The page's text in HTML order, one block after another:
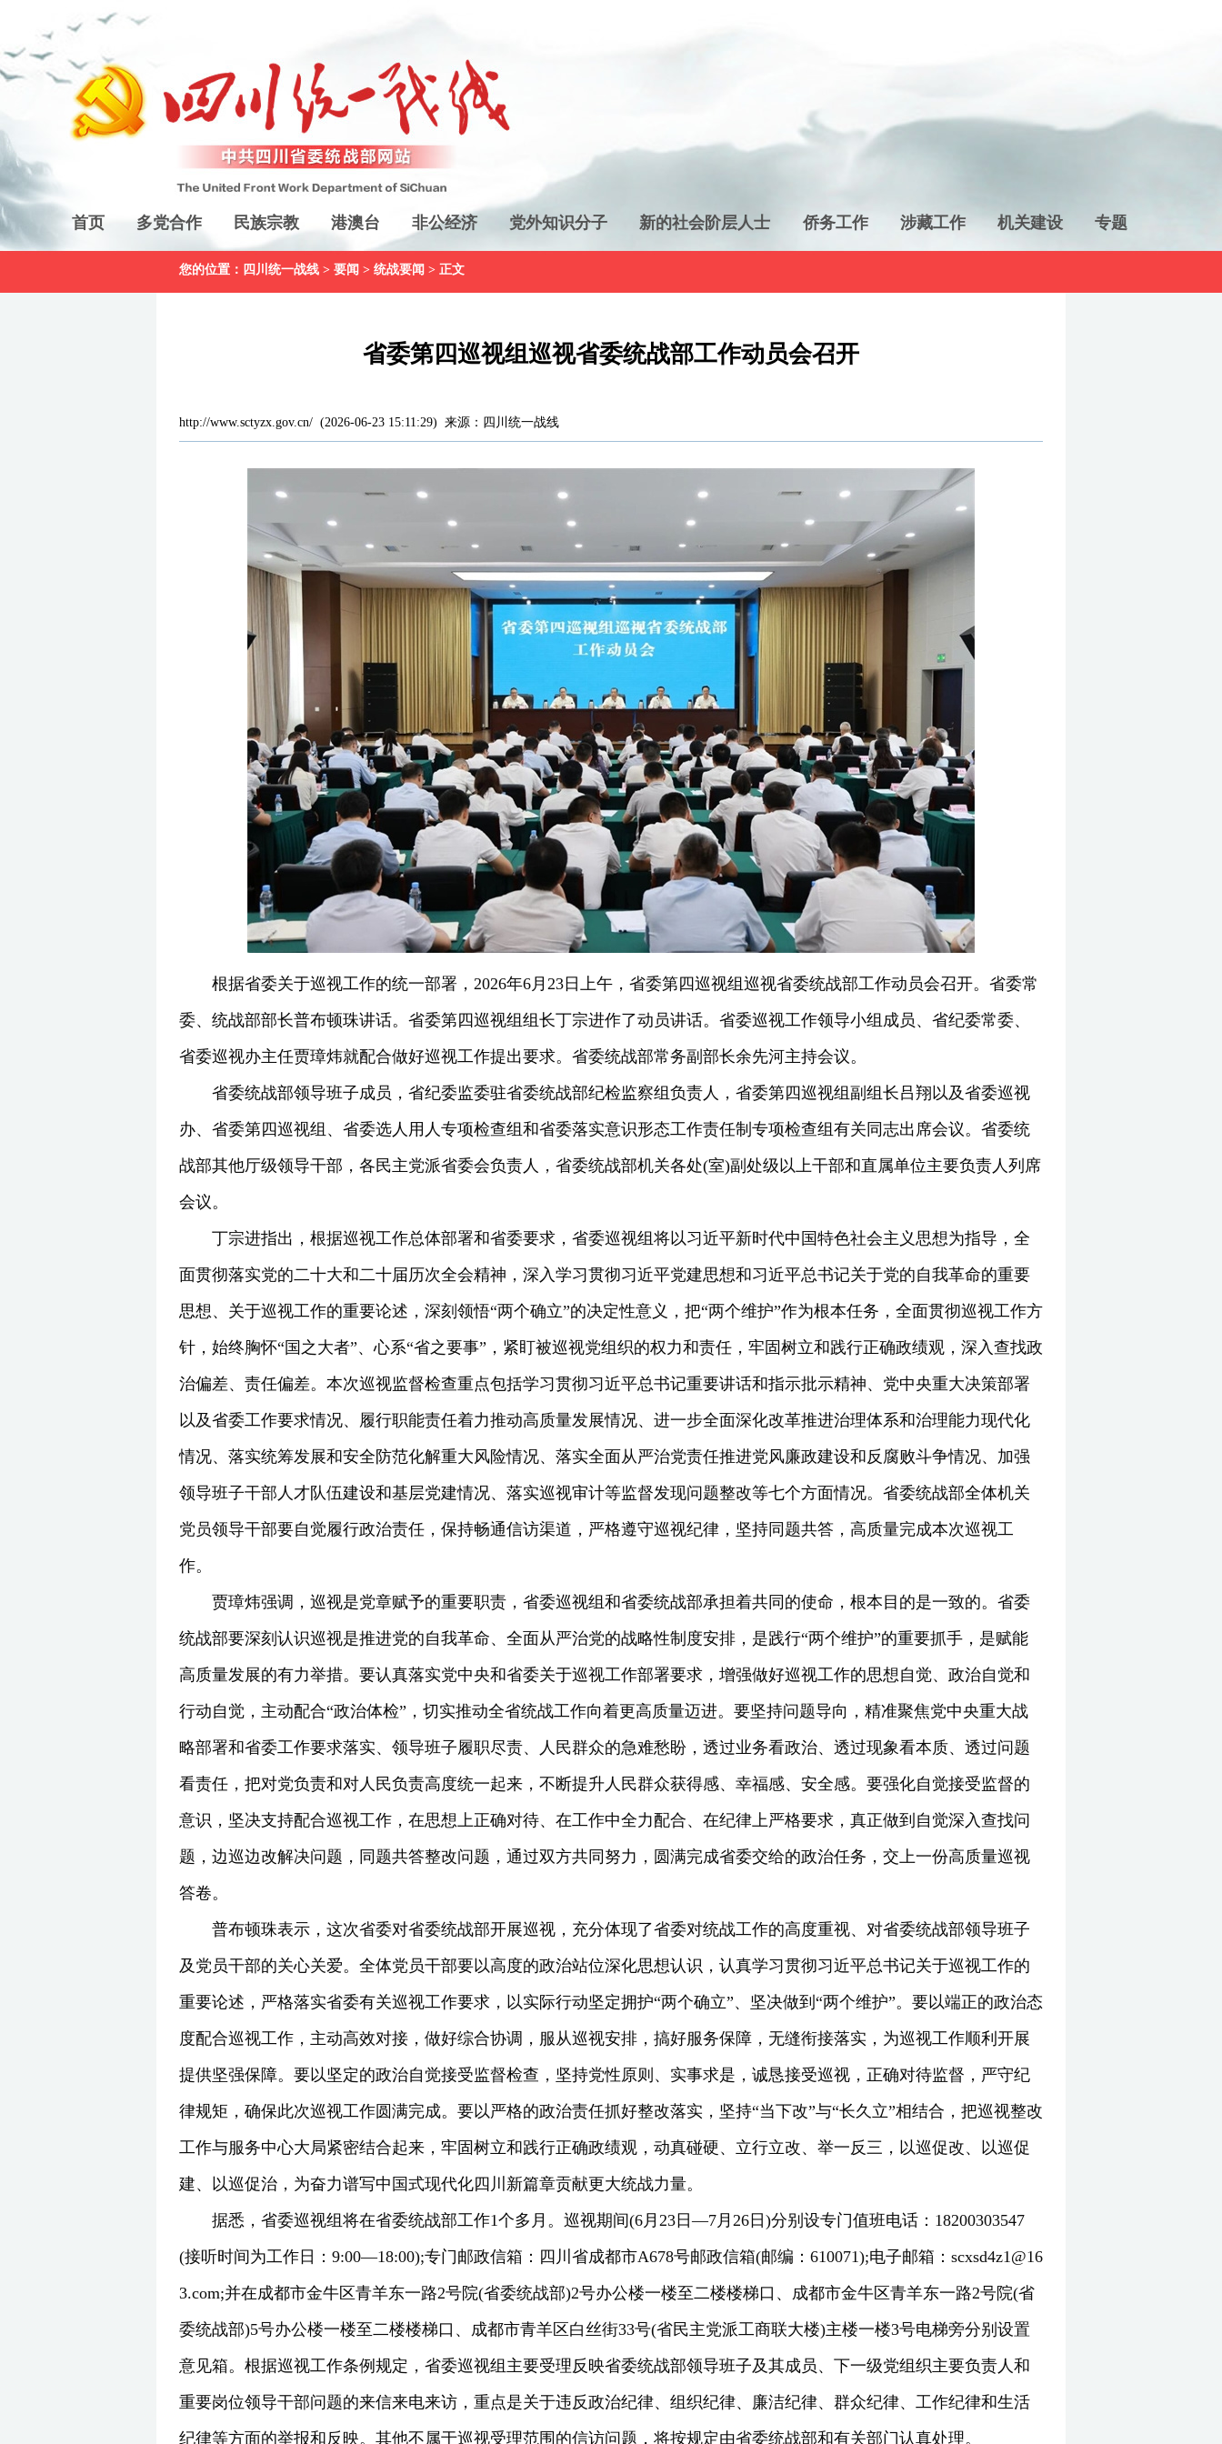
首页 多党合作 民族宗教 港澳台 非公经济 党外知识分子 新的社会阶层人士 侨务工作 涉藏工作 机关建设 专题
您的位置： 四川统一战线 > 要闻 > 统战要闻 > 正文
省委第四巡视组巡视省委统战部工作动员会召开
http://www.sctyzx.gov.cn/ (2026-06-23 15:11:29) 来源： 四川统一战线
根据省委关于巡视工作的统一部署，2026年6月23日上午，省委第四巡视组巡视省委统战部工作动员会召开。省委常
委、统战部部长普布顿珠讲话。省委第四巡视组组长丁宗进作了动员讲话。省委巡视工作领导小组成员、省纪委常委、
省委巡视办主任贾璋炜就配合做好巡视工作提出要求。省委统战部常务副部长余先河主持会议。
省委统战部领导班子成员，省纪委监委驻省委统战部纪检监察组负责人，省委第四巡视组副组长吕翔以及省委巡视
办、省委第四巡视组、省委选人用人专项检查组和省委落实意识形态工作责任制专项检查组有关同志出席会议。省委统
战部其他厅级领导干部，各民主党派省委会负责人，省委统战部机关各处(室)副处级以上干部和直属单位主要负责人列席
会议。
丁宗进指出，根据巡视工作总体部署和省委要求，省委巡视组将以习近平新时代中国特色社会主义思想为指导，全
面贯彻落实党的二十大和二十届历次全会精神，深入学习贯彻习近平党建思想和习近平总书记关于党的自我革命的重要
思想、关于巡视工作的重要论述，深刻领悟“两个确立”的决定性意义，把“两个维护”作为根本任务，全面贯彻巡视工作方
针，始终胸怀“国之大者”、心系“省之要事”，紧盯被巡视党组织的权力和责任，牢固树立和践行正确政绩观，深入查找政
治偏差、责任偏差。本次巡视监督检查重点包括学习贯彻习近平总书记重要讲话和指示批示精神、党中央重大决策部署
以及省委工作要求情况、履行职能责任着力推动高质量发展情况、进一步全面深化改革推进治理体系和治理能力现代化
情况、落实统筹发展和安全防范化解重大风险情况、落实全面从严治党责任推进党风廉政建设和反腐败斗争情况、加强
领导班子干部人才队伍建设和基层党建情况、落实巡视审计等监督发现问题整改等七个方面情况。省委统战部全体机关
党员领导干部要自觉履行政治责任，保持畅通信访渠道，严格遵守巡视纪律，坚持同题共答，高质量完成本次巡视工
作。
贾璋炜强调，巡视是党章赋予的重要职责，省委巡视组和省委统战部承担着共同的使命，根本目的是一致的。省委
统战部要深刻认识巡视是推进党的自我革命、全面从严治党的战略性制度安排，是践行“两个维护”的重要抓手，是赋能
高质量发展的有力举措。要认真落实党中央和省委关于巡视工作部署要求，增强做好巡视工作的思想自觉、政治自觉和
行动自觉，主动配合“政治体检”，切实推动全省统战工作向着更高质量迈进。要坚持问题导向，精准聚焦党中央重大战
略部署和省委工作要求落实、领导班子履职尽责、人民群众的急难愁盼，透过业务看政治、透过现象看本质、透过问题
看责任，把对党负责和对人民负责高度统一起来，不断提升人民群众获得感、幸福感、安全感。要强化自觉接受监督的
意识，坚决支持配合巡视工作，在思想上正确对待、在工作中全力配合、在纪律上严格要求，真正做到自觉深入查找问
题，边巡边改解决问题，同题共答整改问题，通过双方共同努力，圆满完成省委交给的政治任务，交上一份高质量巡视
答卷。
普布顿珠表示，这次省委对省委统战部开展巡视，充分体现了省委对统战工作的高度重视、对省委统战部领导班子
及党员干部的关心关爱。全体党员干部要以高度的政治站位深化思想认识，认真学习贯彻习近平总书记关于巡视工作的
重要论述，严格落实省委有关巡视工作要求，以实际行动坚定拥护“两个确立”、坚决做到“两个维护”。要以端正的政治态
度配合巡视工作，主动高效对接，做好综合协调，服从巡视安排，搞好服务保障，无缝衔接落实，为巡视工作顺利开展
提供坚强保障。要以坚定的政治自觉接受监督检查，坚持党性原则、实事求是，诚恳接受巡视，正确对待监督，严守纪
律规矩，确保此次巡视工作圆满完成。要以严格的政治责任抓好整改落实，坚持“当下改”与“长久立”相结合，把巡视整改
工作与服务中心大局紧密结合起来，牢固树立和践行正确政绩观，动真碰硬、立行立改、举一反三，以巡促改、以巡促
建、以巡促治，为奋力谱写中国式现代化四川新篇章贡献更大统战力量。
据悉，省委巡视组将在省委统战部工作1个多月。巡视期间(6月23日—7月26日)分别设专门值班电话：18200303547
(接听时间为工作日：9:00—18:00);专门邮政信箱：四川省成都市A678号邮政信箱(邮编：610071);电子邮箱：scxsd4z1@16
3.com;并在成都市金牛区青羊东一路2号院(省委统战部)2号办公楼一楼至二楼楼梯口、成都市金牛区青羊东一路2号院(省
委统战部)5号办公楼一楼至二楼楼梯口、成都市青羊区白丝街33号(省民主党派工商联大楼)主楼一楼3号电梯旁分别设置
意见箱。根据巡视工作条例规定，省委巡视组主要受理反映省委统战部领导班子及其成员、下一级党组织主要负责人和
重要岗位领导干部问题的来信来电来访，重点是关于违反政治纪律、组织纪律、廉洁纪律、群众纪律、工作纪律和生活
纪律等方面的举报和反映。其他不属于巡视受理范围的信访问题，将按规定由省委统战部和有关部门认真处理。